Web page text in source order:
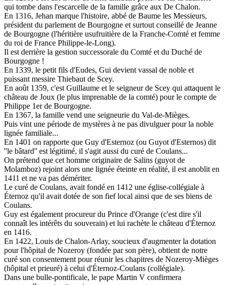
qui tombe dans l'escarcelle de la famille grâce aux De Chalon.
En 1316, Jehan marque l'histoire, abbé de Baume les Messieurs,
président du parlement de Bourgogne et surtout conseillé de Jeanne
de Bourgogne (l'héritière usufruitière de la Franche-Comté et femme
du roi de France Philippe-le-Long).
Il est derrière la gestion successorale du Comté et du Duché de
Bourgogne !
En 1339, le petit fils d'Eudes, Gui devient vassal de noble et
puissant messire Thiebaut de Scey.
En août 1359, c'est Guillaume et le seigneur de Scey qui attaquent le
château de Joux (le plus imprenable de la comté) pour le compte de
Philippe 1er de Bourgogne.
En 1367, la famille vend une seigneurie du Val-de-Mièges.
Puis vint une période de mystères à ne pas divulguer pour la noble
lignée familiale...
En 1401 on rapporte que Guy d'Esternoz (ou Guyot d'Esternos) dit
''le bâtard'' est légitimé, il s'agit aussi du curé de Coulans...
On prétend que cet homme originaire de Salins (guyot de
Molamboz) rejoint alors une lignée éteinte en réalité, il est anoblit en
1411 et ne va pas démériter.
Le curé de Coulans, avait fondé en 1412 une église-collégiale à
Éternoz qu'il avait dotée de son fief local ainsi que de ses biens de
Coulans.
Guy est également procureur du Prince d'Orange (c'est dire s'il
connaît les intérêts du souverain) et lui rachète le château d'Éternoz
en 1416.
En 1422, Louis de Chalon-Arlay, soucieux d'augmenter la dotation
pour l'hôpital de Nozeroy (fondée par son père), obtient de notre
curé son consentement pour réunir les chapitres de Nozeroy-Mièges
(hôpital et prieuré) à celui d'Éternoz-Coulans (collégiale).
Dans une bulle-pontificale, le pape Martin V confirmera